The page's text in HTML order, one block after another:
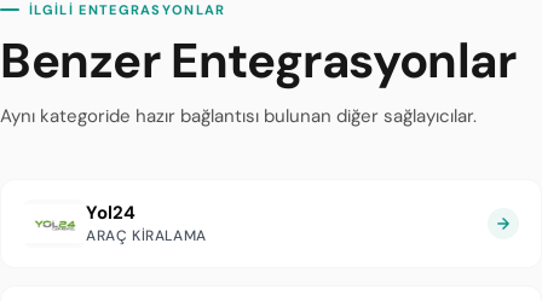
İLGİLİ ENTEGRASYONLAR
Benzer Entegrasyonlar
Aynı kategoride hazır bağlantısı bulunan diğer sağlayıcılar.
Yol24
ARAÇ KIRALAMA